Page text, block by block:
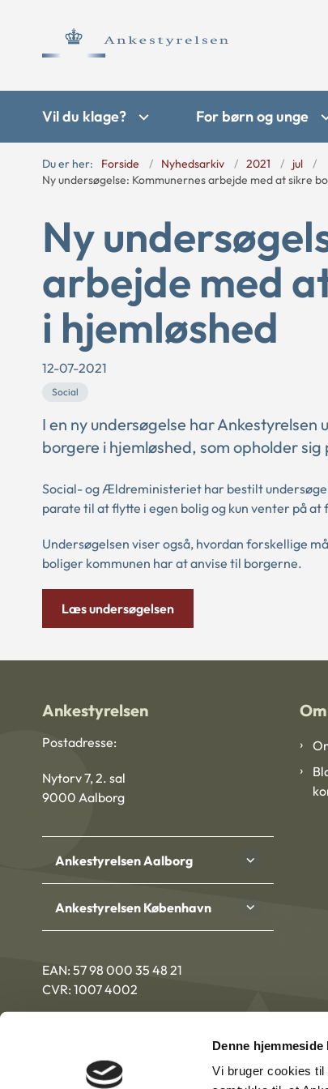
Denne
Vi bruger cookies
Vil du klage? For børn og unge
Du er her: Forside Nyhedsarkiv 2021
jul
Ny undersøgelse: Kommunernes arbejde med at sikre
Ny
arbejde med
i hjemløshed
12-07-2021
Social
I en ny undersøgelse har
borgere i hjemløshed, som opholder
Social- og Ældreministeriet har bestilt
parate til at flytte i egen bolig og kun venter på
Undersøgelsen viser også, hvordan forskellige
boliger kommunen har at anvise til borgerne.
Læs undersøgelsen
Ankestyrelsen
Postadresse:
Nytorv 7, 2. sal
9000 Aalborg
Ankestyrelsen Aalborg
Ankestyrelsen København
EAN: 57 98 000 35 48 21
CVR: 1007 4002